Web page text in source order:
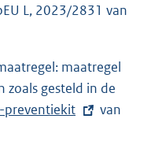
L, 2023/2831 van
maatregel
zoals gesteld in de
preventiekit
van